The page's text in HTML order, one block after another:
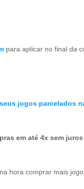
para aplicar no final da
jogos parcelados
em até 4x sem juros
hora comprar mais